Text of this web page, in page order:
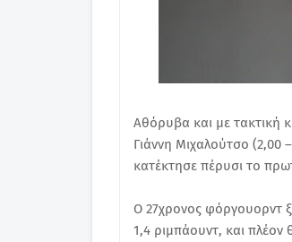
Αθόρυβα και με τακτική
Γιάννη Μιχαλούτσο
κατέκτησε πέρυσι το
Ο 27χρονος φόργουορντ
1,4 ριμπάουντ, και πλέον